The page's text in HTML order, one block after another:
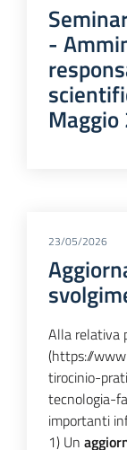
-
23/05/2026
Alla relativa
(https://
tirocinio-
tecnologia-
importanti
1) Un